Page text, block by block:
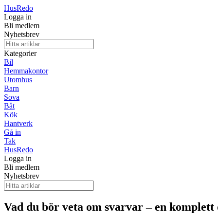
HusRedo
Logga in
Bli medlem
Nyhetsbrev
Kategorier
Bil
Hemmakontor
Utomhus
Barn
Sova
Båt
Kök
Hantverk
Gå in
Tak
HusRedo
Logga in
Bli medlem
Nyhetsbrev
Vad du bör veta om svarvar – en